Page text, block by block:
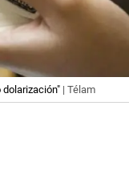
dolarización" | Télam